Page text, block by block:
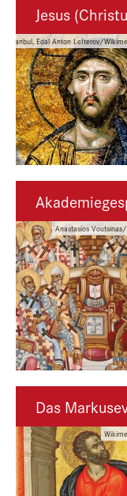
Istanbul, Edal Anton Lefterov/
Jesus
Anastasios
Das